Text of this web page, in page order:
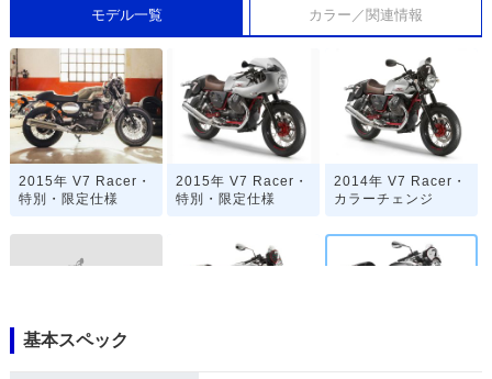
モデル一覧 カラー／関連情報
2015年 V7 Racer・
特別・限定仕様
2015年 V7 Racer・
特別・限定仕様
2014年 V7 Racer・
カラーチェンジ
基本スペック